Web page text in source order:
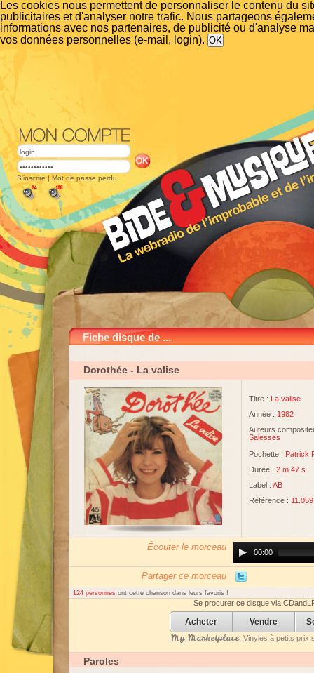
Les cookies nous permettent de personnaliser le contenu du
publicitaires et d'analyser notre trafic. Nous partageons
informations avec nos partenaires, de publicité ou d'analyse
vos données personnelles (e-mail, login).
S'inscrire | Mot de passe perdu
Fiche disque de ...
Dorothée - La valise
Titre : La valise
Année : 1982
Auteurs
Salesses
Pochette : Patrick
Durée : 2 m 47 s
Label : AB
Référence : 11.059
Écouter le morceau
Player00:00
Partager ce morceau
124 personnes ont cette chanson dans leurs favoris !
Se procurer ce disque via
Acheter Vendre
My Marketplace, Vinyles à petits prix
Paroles